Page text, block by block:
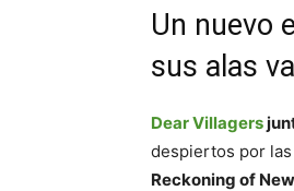
Un nuevo
sus alas
Dear Villagers
despiertos por
Reckoning of